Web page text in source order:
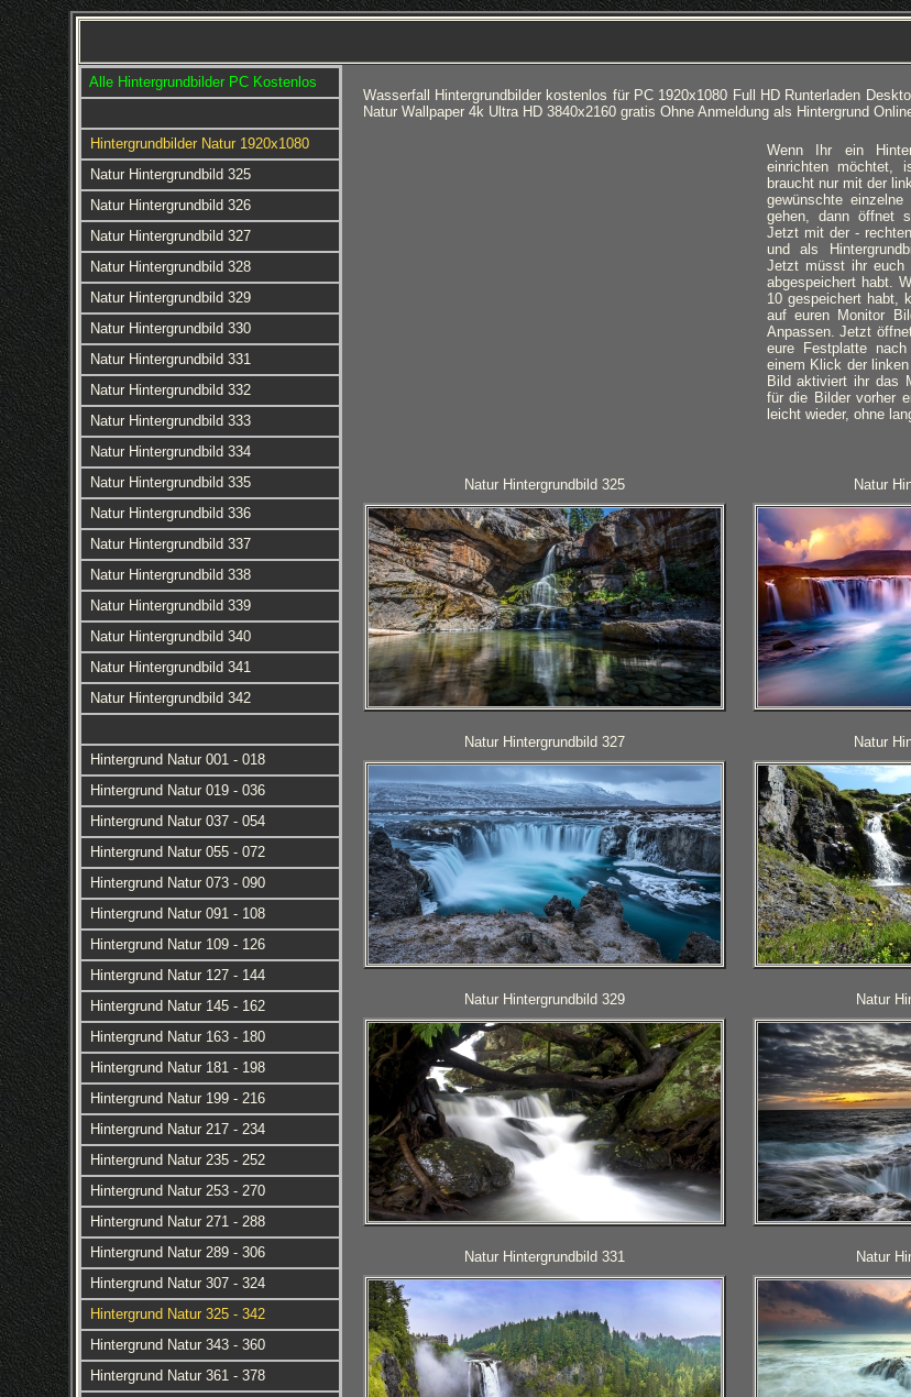
Alle Hintergrundbilder PC Kostenlos
Hintergrundbilder Natur 1920x1080
Natur Hintergrundbild 325
Natur Hintergrundbild 326
Natur Hintergrundbild 327
Natur Hintergrundbild 328
Natur Hintergrundbild 329
Natur Hintergrundbild 330
Natur Hintergrundbild 331
Natur Hintergrundbild 332
Natur Hintergrundbild 333
Natur Hintergrundbild 334
Natur Hintergrundbild 335
Natur Hintergrundbild 336
Natur Hintergrundbild 337
Natur Hintergrundbild 338
Natur Hintergrundbild 339
Natur Hintergrundbild 340
Natur Hintergrundbild 341
Natur Hintergrundbild 342
Hintergrund Natur 001 - 018
Hintergrund Natur 019 - 036
Hintergrund Natur 037 - 054
Hintergrund Natur 055 - 072
Hintergrund Natur 073 - 090
Hintergrund Natur 091 - 108
Hintergrund Natur 109 - 126
Hintergrund Natur 127 - 144
Hintergrund Natur 145 - 162
Hintergrund Natur 163 - 180
Hintergrund Natur 181 - 198
Hintergrund Natur 199 - 216
Hintergrund Natur 217 - 234
Hintergrund Natur 235 - 252
Hintergrund Natur 253 - 270
Hintergrund Natur 271 - 288
Hintergrund Natur 289 - 306
Hintergrund Natur 307 - 324
Hintergrund Natur 325 - 342
Hintergrund Natur 343 - 360
Hintergrund Natur 361 - 378
Wasserfall Hintergrundbilder kostenlos für PC 1920x1080 Full HD Runterladen
Natur Wallpaper 4k Ultra HD 3840x2160 gratis Ohne Anmeldung als Hintergrund
Wenn Ihr ein
einrichten möchtet,
braucht nur mit der
gewünschte
gehen, dann öffnet
Jetzt mit der -
und als
Jetzt müsst ihr euch
abgespeichert habt.
10 gespeichert habt,
auf euren Monitor
Anpassen. Jetzt
eure Festplatte
einem Klick der
Bild aktiviert ihr das
für die Bilder vorher
leicht wieder, ohne
Natur Hintergrundbild 325 Natur
Natur Hintergrundbild 327 Natur
Natur Hintergrundbild 329 Natur
Natur Hintergrundbild 331 Natur